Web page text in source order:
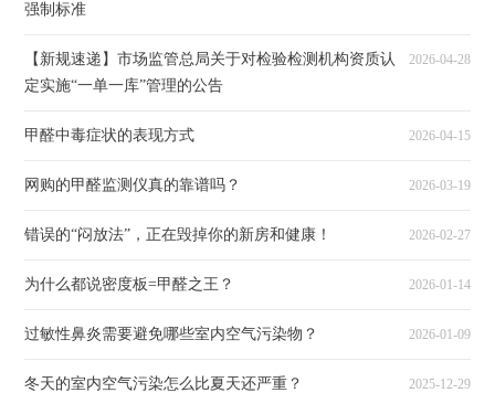
强制标准
【新规速递】市场监管总局关于对检验检测机构资质认
定实施“一单一库”管理的公告
2026-04-28
甲醛中毒症状的表现方式 2026-04-15
网购的甲醛监测仪真的靠谱吗？ 2026-03-19
错误的“闷放法”，正在毁掉你的新房和健康！ 2026-02-27
为什么都说密度板=甲醛之王？ 2026-01-14
过敏性鼻炎需要避免哪些室内空气污染物？ 2026-01-09
冬天的室内空气污染怎么比夏天还严重？ 2025-12-29